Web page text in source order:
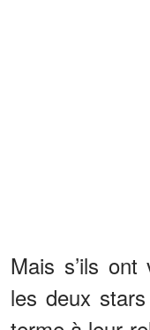
Mais s’ils
les deux